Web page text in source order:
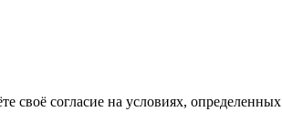
своё согласие на условиях, определенных